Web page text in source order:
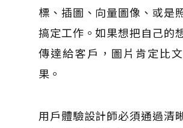
標、插圖、向量圖像、或是
搞定工作。如果想把自己的
傳達給客戶，圖片肯定比
果。
用戶體驗設計師必須通過清